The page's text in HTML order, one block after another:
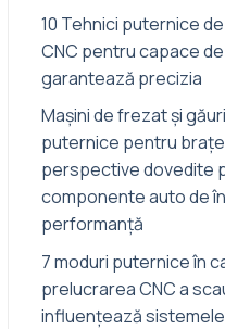
10 Tehnici puternice
CNC pentru capace
garantează precizia
Mașini de frezat și
puternice pentru
perspective dovedite
componente auto de
performanță
7 moduri puternice în
prelucrarea CNC a
influențează